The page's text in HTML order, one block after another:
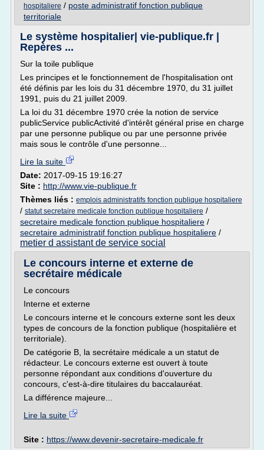
hospitaliere / poste administratif fonction publique
territoriale
Le système hospitalier| vie-publique.fr |
Repères ...
Sur la toile publique
Les principes et le fonctionnement de l'hospitalisation ont
été définis par les lois du 31 décembre 1970, du 31 juillet
1991, puis du 21 juillet 2009.
La loi du 31 décembre 1970 crée la notion de service
publicService publicActivité d'intérêt général prise en charge
par une personne publique ou par une personne privée
mais sous le contrôle d'une personne...
Lire la suite
Date: 2017-09-15 19:16:27
Site : http://www.vie-publique.fr
Thèmes liés : emplois administratifs fonction publique hospitaliere
/ statut secretaire medicale fonction publique hospitaliere /
secretaire medicale fonction publique hospitaliere /
secretaire administratif fonction publique hospitaliere /
metier d assistant de service social
Le concours interne et externe de
secrétaire médicale
Le concours
Interne et externe
Le concours interne et le concours externe sont les deux
types de concours de la fonction publique (hospitalière et
territoriale).
De catégorie B, la secrétaire médicale a un statut de
rédacteur. Le concours externe est ouvert à toute
personne répondant aux conditions d'ouverture du
concours, c'est-à-dire titulaires du baccalauréat.
La différence majeure...
Lire la suite
Site : https://www.devenir-secretaire-medicale.fr